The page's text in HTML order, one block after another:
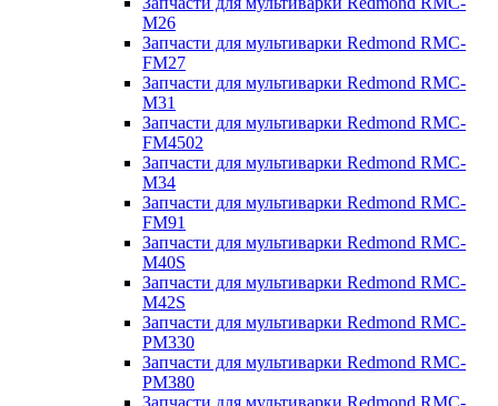
M26
Запчасти для мультиварки Redmond RMC-
FM27
Запчасти для мультиварки Redmond RMC-
M31
Запчасти для мультиварки Redmond RMC-
FM4502
Запчасти для мультиварки Redmond RMC-
M34
Запчасти для мультиварки Redmond RMC-
FM91
Запчасти для мультиварки Redmond RMC-
M40S
Запчасти для мультиварки Redmond RMC-
M42S
Запчасти для мультиварки Redmond RMC-
PM330
Запчасти для мультиварки Redmond RMC-
PM380
Запчасти для мультиварки Redmond RMC-